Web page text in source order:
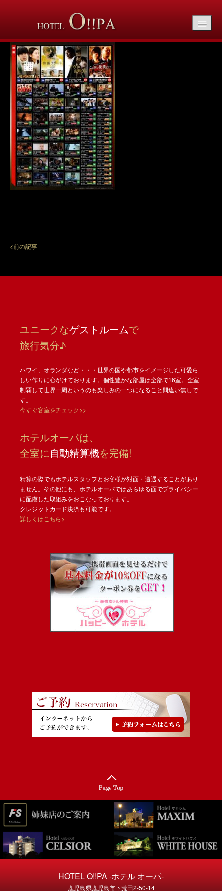
vod1906ce03
<前の記事
ユニークなゲストルームで
旅行気分♪
ハワイ、オランダなど・・・世界の国や都市をイメージした可愛ら
しい作りに心がけております。個性豊かな部屋は全部で16室。全室
制覇して世界一周というのも楽しみの一つになること間違い無しで
す。
今すぐ客室をチェック>>
ホテルオーパは、
全室に自動精算機を完備!
精算の際でもホテルスタッフとお客様が対面・遭遇することがあり
ません。その他にも、ホテルオーパではあらゆる面でプライバシー
に配慮した取組みをおこなっております。
クレジットカード決済も可能です。
詳しくはこちら>
HOTEL O!!PA -ホテル オーパ-
鹿児島県鹿児島市下荒田2-50-14